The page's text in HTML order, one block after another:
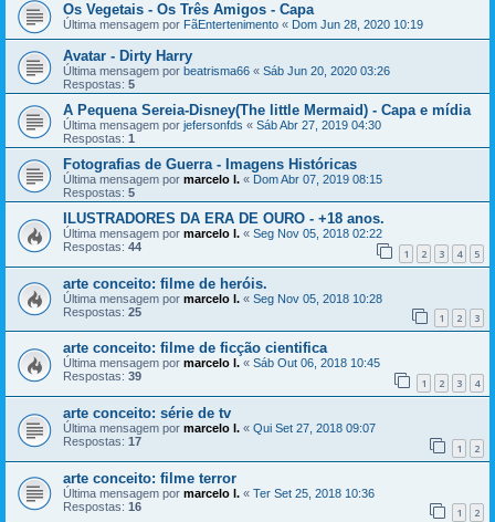
Os Vegetais - Os Três Amigos - Capa
Última mensagem por FãEntertenimento « Dom Jun 28, 2020 10:19
Avatar - Dirty Harry
Última mensagem por beatrisma66 « Sáb Jun 20, 2020 03:26
Respostas: 5
A Pequena Sereia-Disney(The little Mermaid) - Capa e mídia
Última mensagem por jefersonfds « Sáb Abr 27, 2019 04:30
Respostas: 1
Fotografias de Guerra - Imagens Históricas
Última mensagem por marcelo l. « Dom Abr 07, 2019 08:15
Respostas: 5
ILUSTRADORES DA ERA DE OURO - +18 anos.
Última mensagem por marcelo l. « Seg Nov 05, 2018 02:22
Respostas: 44 1 2 3 4 5
arte conceito: filme de heróis.
Última mensagem por marcelo l. « Seg Nov 05, 2018 10:28
Respostas: 25 1 2 3
arte conceito: filme de ficção cientifica
Última mensagem por marcelo l. « Sáb Out 06, 2018 10:45
Respostas: 39 1 2 3 4
arte conceito: série de tv
Última mensagem por marcelo l. « Qui Set 27, 2018 09:07
Respostas: 17 1 2
arte conceito: filme terror
Última mensagem por marcelo l. « Ter Set 25, 2018 10:36
Respostas: 16 1 2